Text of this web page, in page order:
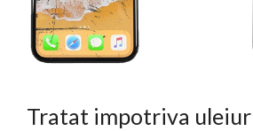
Tratat impotriva